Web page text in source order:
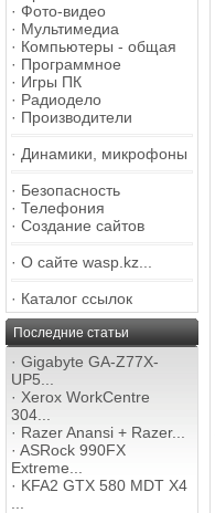
· Фото-видео
· Мультимедиа
· Компьютеры - общая
· Программное
· Игры ПК
· Радиодело
· Производители
· Динамики, микрофоны
· Безопасность
· Телефония
· Создание сайтов
· О сайте wasp.kz...
· Каталог ссылок
Последние статьи
· Gigabyte GA-Z77X-
UP5...
· Xerox WorkCentre
304...
· Razer Anansi + Razer...
· ASRock 990FX
Extreme...
· KFA2 GTX 580 MDT X4